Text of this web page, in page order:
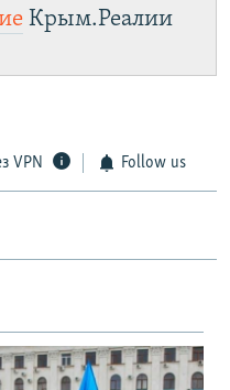
Крым.Реалии
VPN Follow us